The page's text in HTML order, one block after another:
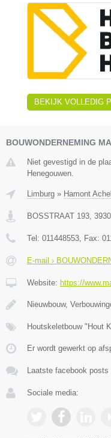
BEKIJK VOLLEDIG
BOUWONDERNEMING
Niet gevestigd in de
Henegouwen.
Limburg » Hamont Achel
BOSSTRAAT 193 3930
Tel: 011448553 , Fax:
E-mail ›
Website: https://
Nieuwbouw,
Houtskeletbouw "Hout
Er wordt gewerkt op
Laatste facebook posts
Sociale media: